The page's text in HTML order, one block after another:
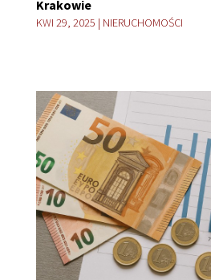
Krakowie
KWI 29, 2025 | NIERUCHOMOŚCI